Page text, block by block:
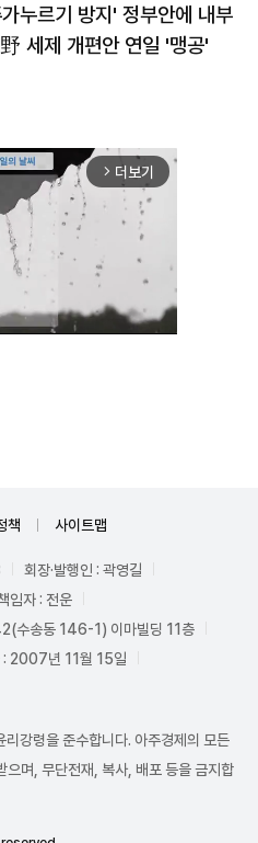
누르기 방지' 정부안에 내부
세제 개편안 연일 '맹공'
arrow_forward_ios 더보기
책 사이트맵
회장·발행인 : 곽영길
임자 : 전운
수송동 146-1) 이마빌딩 11층
: 2007년 11월 15일
강령을 준수합니다. 아주경제의 모든
며, 무단전재, 복사, 배포 등을 금지합